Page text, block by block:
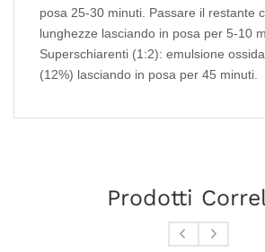
posa 25-30 minuti. Passare il restante
lunghezze lasciando in posa per 5-10
Superschiarenti (1:2): emulsione
(12%) lasciando in posa per 45 minuti.
Prodotti